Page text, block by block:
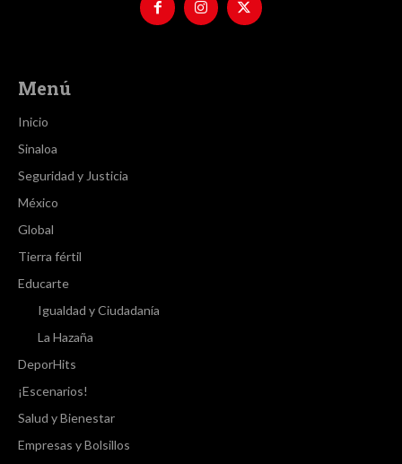
Menú
Inicio
Sinaloa
Seguridad y Justicia
México
Global
Tierra fértil
Educarte
Igualdad y Ciudadanía
La Hazaña
DeporHits
¡Escenarios!
Salud y Bienestar
Empresas y Bolsillos